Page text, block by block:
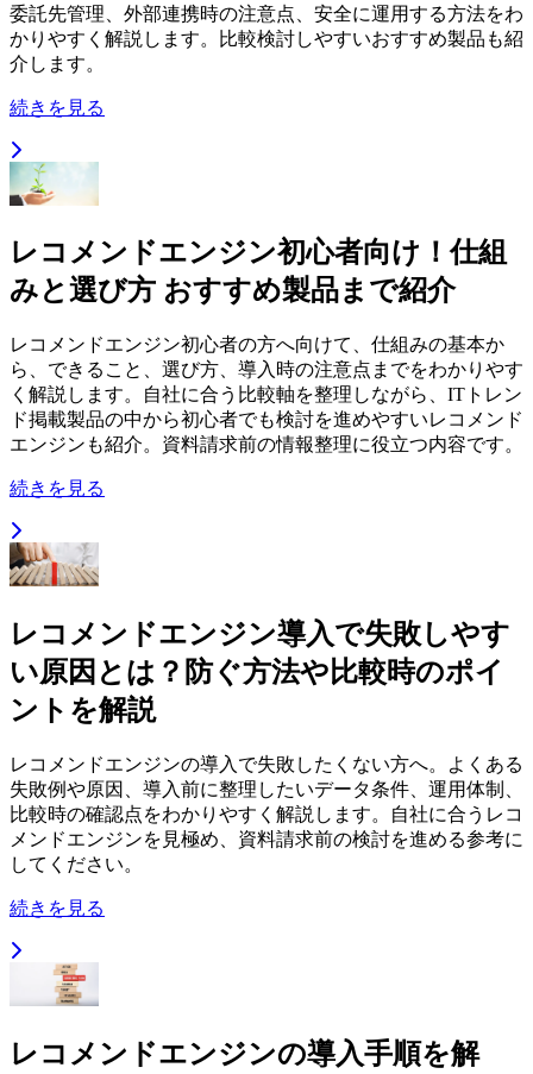
委託先管理、外部連携時の注意点、安全に運用する方法をわ
かりやすく解説します。比較検討しやすいおすすめ製品も紹
介します。
続きを見る
レコメンドエンジン初心者向け！仕組
みと選び方 おすすめ製品まで紹介
レコメンドエンジン初心者の方へ向けて、仕組みの基本か
ら、できること、選び方、導入時の注意点までをわかりやす
く解説します。自社に合う比較軸を整理しながら、ITトレン
ド掲載製品の中から初心者でも検討を進めやすいレコメンド
エンジンも紹介。資料請求前の情報整理に役立つ内容です。
続きを見る
レコメンドエンジン導入で失敗しやす
い原因とは？防ぐ方法や比較時のポイ
ントを解説
レコメンドエンジンの導入で失敗したくない方へ。よくある
失敗例や原因、導入前に整理したいデータ条件、運用体制、
比較時の確認点をわかりやすく解説します。自社に合うレコ
メンドエンジンを見極め、資料請求前の検討を進める参考に
してください。
続きを見る
レコメンドエンジンの導入手順を解